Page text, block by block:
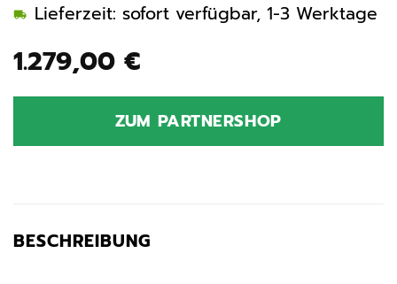
1.279,00 €
Lieferzeit: sofort verfügbar, 1-3 Werktage
ZUM PARTNERSHOP
BESCHREIBUNG